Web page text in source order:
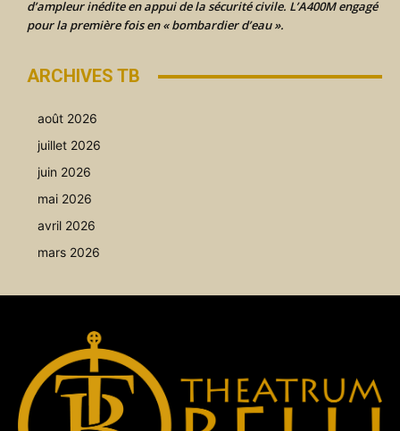
d’ampleur inédite en appui de la sécurité civile. L’A400M engagé
pour la première fois en « bombardier d’eau ».
ARCHIVES TB
août 2026
juillet 2026
juin 2026
mai 2026
avril 2026
mars 2026